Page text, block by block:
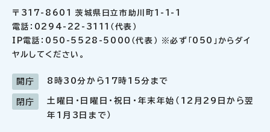
〒317-8601 茨城県日立市助川町1-1-1
電話：0294-22-3111（代表）
IP電話：050-5528-5000（代表） ※必ず「050」からダイ
ヤルしてください。
開庁 8時30分から17時15分まで
閉庁
土曜日・日曜日・祝日・年末年始（12月29日から翌
年1月3日まで）